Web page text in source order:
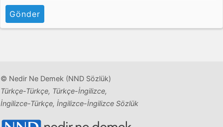
Gönder
© Nedir Ne Demek (NND Sözlük)
Türkçe-Türkçe, Türkçe-İngilizce,
İngilizce-Türkçe, İngilizce-İngilizce Sözlük